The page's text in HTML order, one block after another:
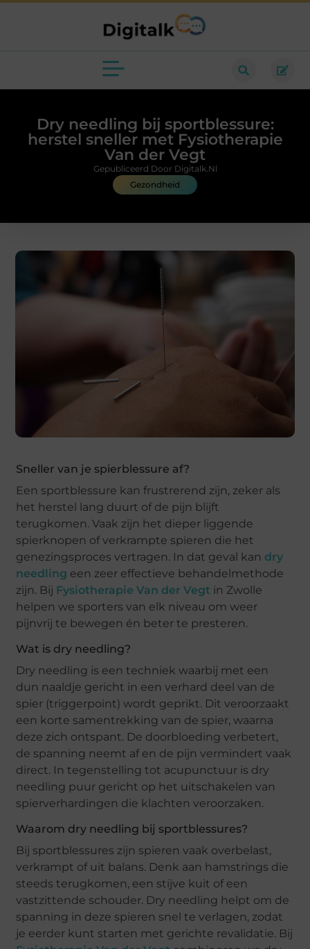
Dry needling bij sportblessure:
herstel sneller met Fysiotherapie
Van der Vegt
Gezondheid
Gepubliceerd Door Digitalk.nl
Sneller van je spierblessure af?
Een sportblessure kan frustrerend zijn, zeker als
het herstel lang duurt of de pijn blijft
terugkomen. Vaak zijn het dieper liggende
spierknopen of verkrampte spieren die het
genezingsproces vertragen. In dat geval kan dry
needling een zeer effectieve behandelmethode
zijn. Bij Fysiotherapie Van der Vegt in Zwolle
helpen we sporters van elk niveau om weer
pijnvrij te bewegen én beter te presteren.
Wat is dry needling?
Dry needling is een techniek waarbij met een
dun naaldje gericht in een verhard deel van de
spier (triggerpoint) wordt geprikt. Dit veroorzaakt
een korte samentrekking van de spier, waarna
deze zich ontspant. De doorbloeding verbetert,
de spanning neemt af en de pijn vermindert vaak
direct. In tegenstelling tot acupunctuur is dry
needling puur gericht op het uitschakelen van
spierverhardingen die klachten veroorzaken.
Waarom dry needling bij sportblessures?
Bij sportblessures zijn spieren vaak overbelast,
verkrampt of uit balans. Denk aan hamstrings die
steeds terugkomen, een stijve kuit of een
vastzittende schouder. Dry needling helpt om de
spanning in deze spieren snel te verlagen, zodat
je eerder kunt starten met gerichte revalidatie. Bij